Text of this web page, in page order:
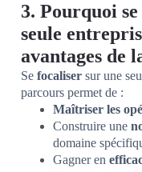
3. Pourquoi
seule
avantages de
Se focaliser sur une
parcours permet de :
Maîtriser les
Construire une
domaine
Gagner en